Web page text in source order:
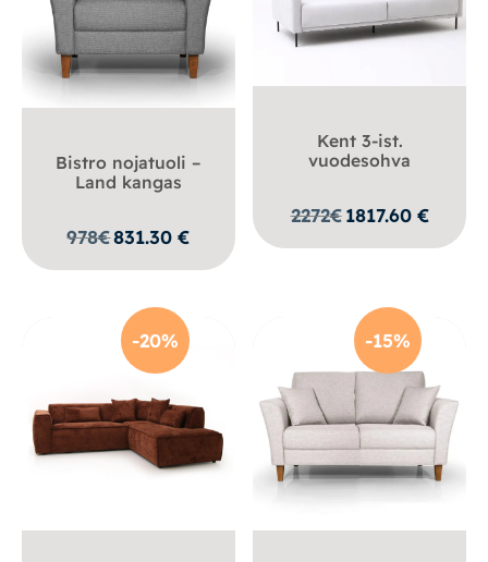
Bistro nojatuoli –
Land kangas
978€831.30€
Kent 3-ist.
vuodesohva
2272€ 1817.60 €
-20% -15%